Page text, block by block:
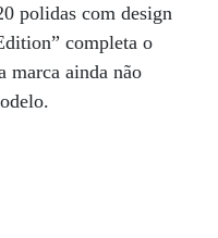
polidas com design
completa o
marca ainda não